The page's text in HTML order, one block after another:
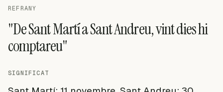
REFRANY
"De Sant Martí a Sant Andreu, vint dies hi
comptareu"
SIGNIFICAT